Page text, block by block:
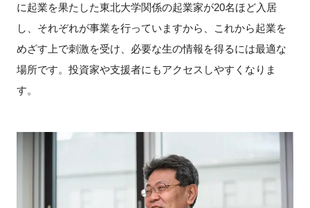
に起業を果たした東北大学関係の起業家が20名ほど入居
し、それぞれが事業を行っていますから、これから起業を
めざす上で刺激を受け、必要な生の情報を得るには最適な
場所です。投資家や支援者にもアクセスしやすくなりま
す。